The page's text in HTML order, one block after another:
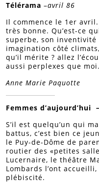
Télérama –avril 86
Il commence le 1er
très bonne. Qu’est-ce
superbe, son inventivité
imagination côté
qu’il mérite ? allez
aussi perplexes que moi.
Anne Marie Paquotte
Femmes d’aujourd’hui –
S’il est quelqu’un qui
battus, c’est bien ce
le Puy-de-Dôme de
routier des «petites
Lucernaire, le théâtre
Lombards l’ont
plébiscité.